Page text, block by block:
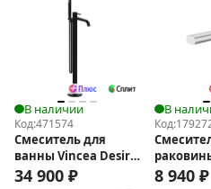
В наличии
Код:471574
Смеситель для
ванны Vincea Desire
VTF-1DMB
34 900 ₽
В
Код:
(TG) VBF-
8 940 ₽